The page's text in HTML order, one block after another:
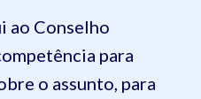
ao Conselho
para
o assunto, para